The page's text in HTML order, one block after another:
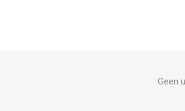
Geen